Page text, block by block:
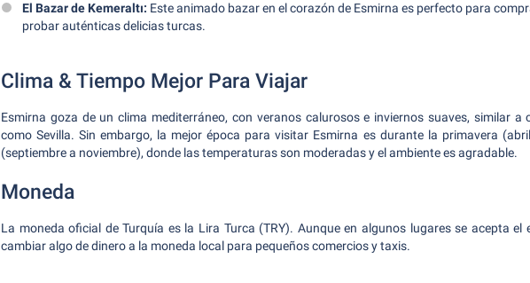
El Bazar de Kemeraltı: Este animado bazar en el corazón de Esmirna es perfecto para
probar auténticas delicias turcas.
Clima & Tiempo Mejor Para Viajar
Esmirna goza de un clima mediterráneo, con veranos calurosos e inviernos suaves, similar a
como Sevilla. Sin embargo, la mejor época para visitar Esmirna es durante la primavera
(septiembre a noviembre), donde las temperaturas son moderadas y el ambiente es agradable.
Moneda
La moneda oficial de Turquía es la Lira Turca (TRY). Aunque en algunos lugares se acepta el
cambiar algo de dinero a la moneda local para pequeños comercios y taxis.